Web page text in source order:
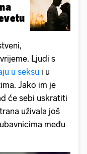
Ljudi s
u seksu i u
Jako im je
će sebi uskratiti
uživala još
među